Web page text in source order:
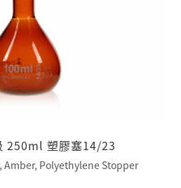
250ml 塑膠塞14/23
Amber, Polyethylene Stopper